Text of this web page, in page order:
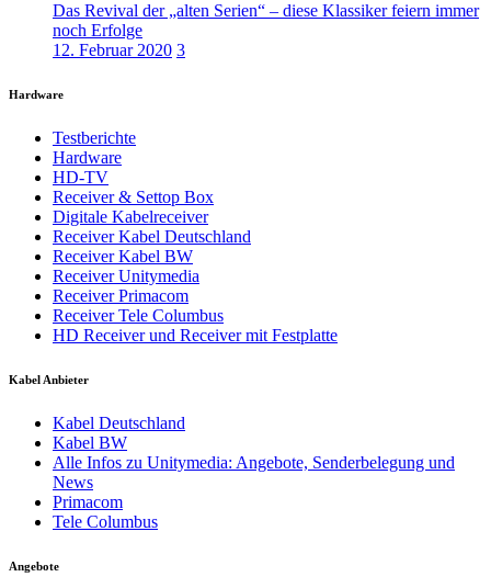
Das Revival der „alten Serien“ – diese Klassiker feiern immer
noch Erfolge
12. Februar 2020 3
Hardware
Testberichte
Hardware
HD-TV
Receiver & Settop Box
Digitale Kabelreceiver
Receiver Kabel Deutschland
Receiver Kabel BW
Receiver Unitymedia
Receiver Primacom
Receiver Tele Columbus
HD Receiver und Receiver mit Festplatte
Kabel Anbieter
Kabel Deutschland
Kabel BW
Alle Infos zu Unitymedia: Angebote, Senderbelegung und
News
Primacom
Tele Columbus
Angebote